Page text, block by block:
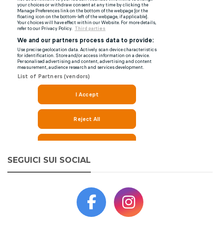
SEGUICI SUI SOCIAL